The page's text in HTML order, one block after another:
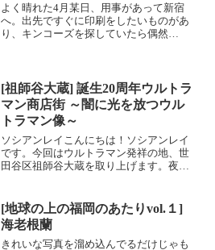
よく晴れた4月某日、用事があって新宿
へ。出先ですぐに印刷をしたいものがあ
り、キンコーズを探していたら偶然
ていい...
[祖師谷大蔵] 誕生20周年ウルトラ
マン商店街 ～闇に光を放つウル
トラマン像～
ソシアンレイこんにちは！ソシアンレイ
です。今回はウルトラマン発祥の地、世
田谷区祖師谷大蔵を取り上げます。夜に
2023年1月撮影）ウルトラマン発祥の地
祖師ヶ谷大蔵 小田...
[地球の上の福岡のあたりvol.１]
海老根蘭
きれいな写真を溜め込んでるだけじゃも